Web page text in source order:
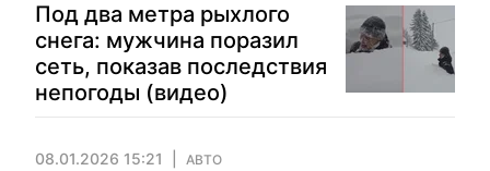
Под два метра рыхлого
снега: мужчина поразил
сеть, показав последствия
непогоды (видео)
08.01.2026 15:21 АВТО